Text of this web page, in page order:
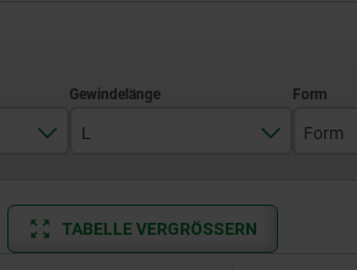
L
20
Form
TABELLE VERGRÖSSERN